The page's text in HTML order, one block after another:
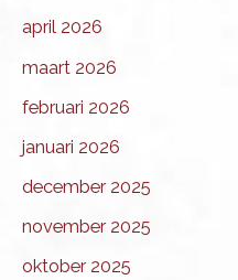
april 2026
maart 2026
februari 2026
januari 2026
december 2025
november 2025
oktober 2025